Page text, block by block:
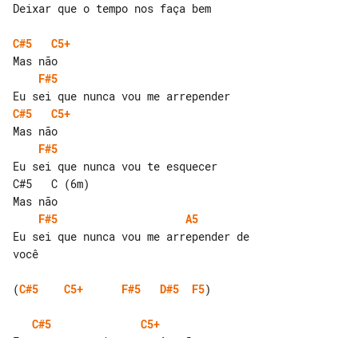
Deixar que o tempo nos faça bem
C#5
C5+
F#5
C#5
C5+
F#5
Eu sei que nunca vou te esquecer
C#5   C (6m)
F#5
A5
Eu sei que nunca vou me arrepender de
você
(C#5 C5+ F#5 D#5 F5)
C#5
C5+